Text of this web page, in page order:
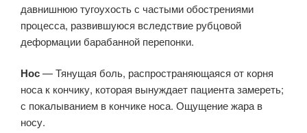
давнишнюю тугоухость с частыми обострениями
процесса, развившуюся вследствие рубцовой
деформации барабанной перепонки.
Нос— Тянущая боль, распространяющаяся от корня
носа к кончику, которая вынуждает пациента замереть;
с покалыванием в кончике носа. Ощущение жара в
носу.